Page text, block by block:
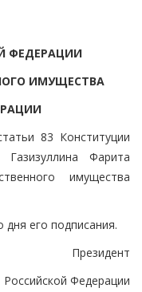
ФЕДЕРАЦИИ
ИМУЩЕСТВА
83 Конституции
Газизуллина Фарита
имущества
дня его подписания.
Президент
Российской Федерации